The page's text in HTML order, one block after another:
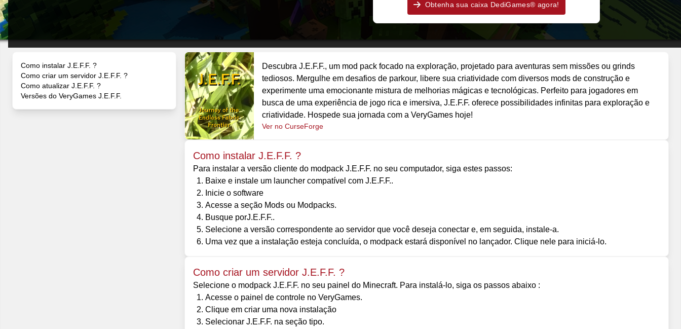
Obtenha sua caixa DediGames® agora!
Como instalar J.E.F.F. ?
Como criar um servidor J.E.F.F. ?
Como atualizar J.E.F.F. ?
Versões do VeryGames J.E.F.F.
Descubra J.E.F.F., um mod pack focado na exploração, projetado para aventuras sem missões ou grinds
tediosos. Mergulhe em desafios de parkour, libere sua criatividade com diversos mods de construção e
experimente uma emocionante mistura de melhorias mágicas e tecnológicas. Perfeito para jogadores em
busca de uma experiência de jogo rica e imersiva, J.E.F.F. oferece possibilidades infinitas para exploração e
criatividade. Hospede sua jornada com a VeryGames hoje!
Ver no CurseForge
Como instalar J.E.F.F. ?
Para instalar a versão cliente do modpack J.E.F.F. no seu computador, siga estes passos:
Baixe e instale um launcher compatível com J.E.F.F..
Inicie o software
Acesse a seção Mods ou Modpacks.
Busque porJ.E.F.F..
Selecione a versão correspondente ao servidor que você deseja conectar e, em seguida, instale-a.
Uma vez que a instalação esteja concluída, o modpack estará disponível no lançador. Clique nele para iniciá-lo.
Como criar um servidor J.E.F.F. ?
Selecione o modpack J.E.F.F. no seu painel do Minecraft. Para instalá-lo, siga os passos abaixo :
Acesse o painel de controle no VeryGames.
Clique em criar uma nova instalação
Selecionar J.E.F.F. na seção tipo.